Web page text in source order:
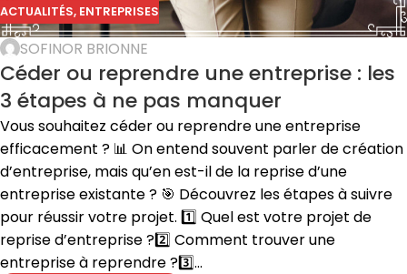
ACTUALITÉS, ENTREPRISES
SOFINOR BRIONNE
Céder ou reprendre une entreprise : les
3 étapes à ne pas manquer
Vous souhaitez céder ou reprendre une entreprise
efficacement ? 📊 On entend souvent parler de création
d’entreprise, mais qu’en est-il de la reprise d’une
entreprise existante ? 🎯 Découvrez les étapes à suivre
pour réussir votre projet. 1️⃣ Quel est votre projet de
reprise d’entreprise ?2️⃣ Comment trouver une
entreprise à reprendre ?3️⃣...